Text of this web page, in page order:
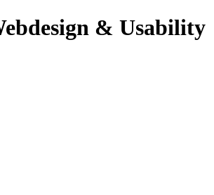
& Usability